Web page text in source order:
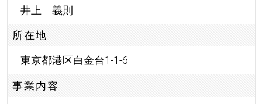
井上 義則
所在地
東京都港区白金台1-1-6
事業内容